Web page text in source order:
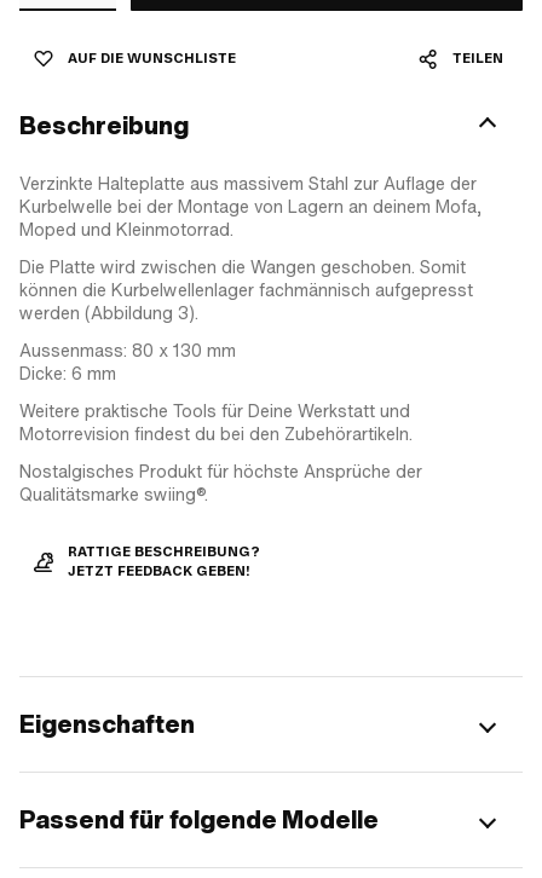
AUF DIE WUNSCHLISTE TEILEN
Beschreibung
Verzinkte Halteplatte aus massivem Stahl zur Auflage der
Kurbelwelle bei der Montage von Lagern an deinem Mofa,
Moped und Kleinmotorrad.
Die Platte wird zwischen die Wangen geschoben. Somit
können die Kurbelwellenlager fachmännisch aufgepresst
werden (Abbildung 3).
Aussenmass: 80 x 130 mm
Dicke: 6 mm
Weitere praktische Tools für Deine Werkstatt und
Motorrevision findest du bei den Zubehörartikeln.
Nostalgisches Produkt für höchste Ansprüche der
Qualitätsmarke swiing®.
RATTIGE BESCHREIBUNG?
JETZT FEEDBACK GEBEN!
Eigenschaften
Passend für folgende Modelle